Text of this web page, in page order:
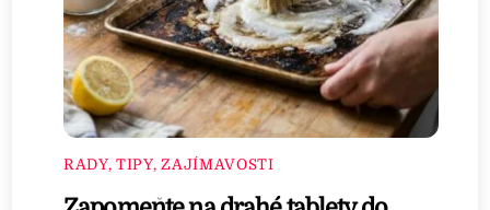
RADY, TIPY, ZAJÍMAVOSTI